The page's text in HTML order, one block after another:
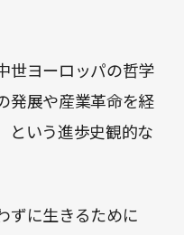
世ヨーロッパの哲学
発展や産業革命を経
という進歩史観的な
ずに生きるために